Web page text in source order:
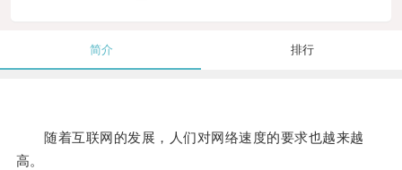
简介 排行
随着互联网的发展，人们对网络速度的要求也越来越
高。